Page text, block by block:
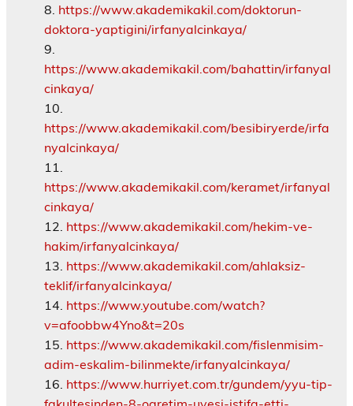
https://www.akademikakil.com/doktorun-
doktora-yaptigini/irfanyalcinkaya/
https://www.akademikakil.com/bahattin/irfanyal
cinkaya/
https://www.akademikakil.com/besibiryerde/irfa
nyalcinkaya/
https://www.akademikakil.com/keramet/irfanyal
cinkaya/
https://www.akademikakil.com/hekim-ve-
hakim/irfanyalcinkaya/
https://www.akademikakil.com/ahlaksiz-
teklif/irfanyalcinkaya/
https://www.youtube.com/watch?
v=afoobbw4Yno&t=20s
https://www.akademikakil.com/fislenmisim-
adim-eskalim-bilinmekte/irfanyalcinkaya/
https://www.hurriyet.com.tr/gundem/yyu-tip-